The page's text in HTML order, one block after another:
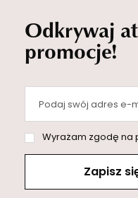
Odkrywaj
promocje!
Podaj swój adres e-
Wyrażam zgodę na przetwarzanie moich danych
Zapisz